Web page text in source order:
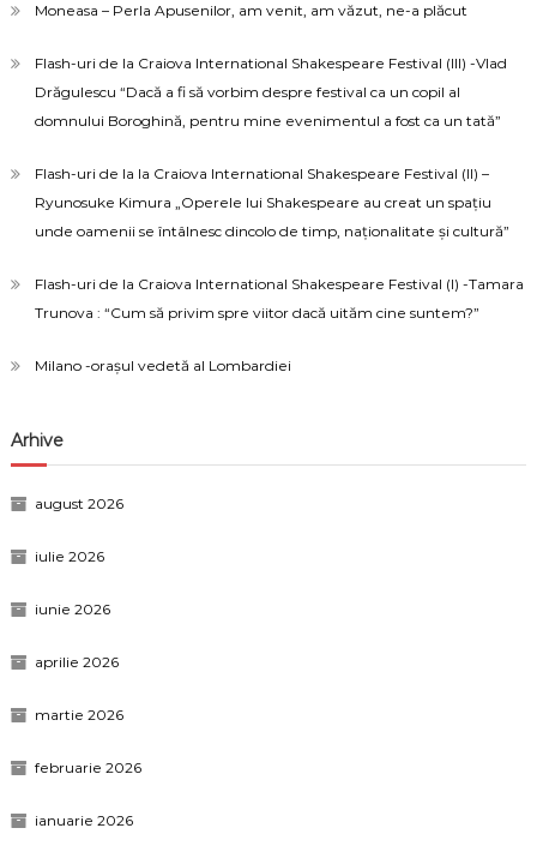
Moneasa – Perla Apusenilor, am venit, am văzut, ne-a plăcut
Flash-uri de la Craiova International Shakespeare Festival (III) -Vlad
Drăgulescu “Dacă a fi să vorbim despre festival ca un copil al
domnului Boroghină, pentru mine evenimentul a fost ca un tată”
Flash-uri de la la Craiova International Shakespeare Festival (II) –
Ryunosuke Kimura „Operele lui Shakespeare au creat un spațiu
unde oamenii se întâlnesc dincolo de timp, naționalitate și cultură”
Flash-uri de la Craiova International Shakespeare Festival (I) -Tamara
Trunova : “Cum să privim spre viitor dacă uităm cine suntem?”
Milano -orașul vedetă al Lombardiei
Arhive
august 2026
iulie 2026
iunie 2026
aprilie 2026
martie 2026
februarie 2026
ianuarie 2026